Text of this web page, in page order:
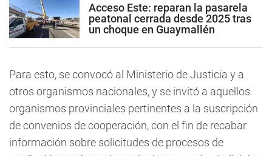
Acceso Este: reparan la pasarela
peatonal cerrada desde 2025 tras
un choque en Guaymallén
Para esto, se convocó al Ministerio de Justicia y a
otros organismos nacionales, y se invitó a aquellos
organismos provinciales pertinentes a la suscripción
de convenios de cooperación, con el fin de recabar
información sobre solicitudes de procesos de